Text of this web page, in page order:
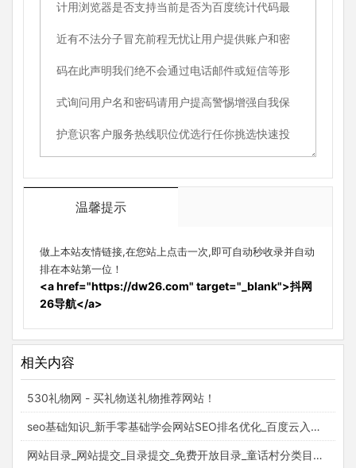
温馨提示
做上本站友情链接,在您站上点击一次,即可自动秒收录并自动
排在本站第一位！
<a href="https://dw26.com" target="_blank">抖网
26导航</a>
相关内容
530礼物网 - 买礼物送礼物推荐网站！
seo基础知识_新手零基础学会网站SEO排名优化_百度云入门视频教程_梵吉seo
网站目录_网站提交_目录提交_免费开放目录_童话村分类目录官网